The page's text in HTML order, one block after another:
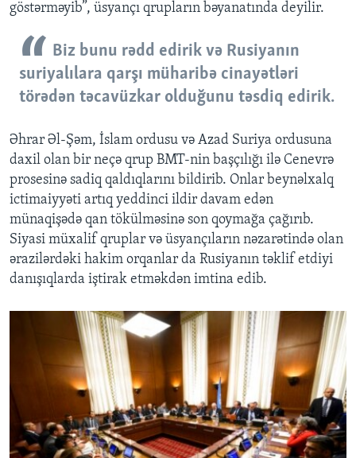
göstərməyib”, üsyançı qrupların bəyanatında deyilir.
Biz bunu rədd edirik və Rusiyanın
suriyalılara qarşı müharibə cinayətləri
törədən təcavüzkar olduğunu təsdiq edirik.
Əhrar Əl-Şəm, İslam ordusu və Azad Suriya ordusuna
daxil olan bir neçə qrup BMT-nin başçılığı ilə Cenevrə
prosesinə sadiq qaldıqlarını bildirib. Onlar beynəlxalq
ictimaiyyəti artıq yeddinci ildir davam edən
münaqişədə qan tökülməsinə son qoymağa çağırıb.
Siyasi müxalif qruplar və üsyançıların nəzarətində olan
ərazilərdəki hakim orqanlar da Rusiyanın təklif etdiyi
danışıqlarda iştirak etməkdən imtina edib.